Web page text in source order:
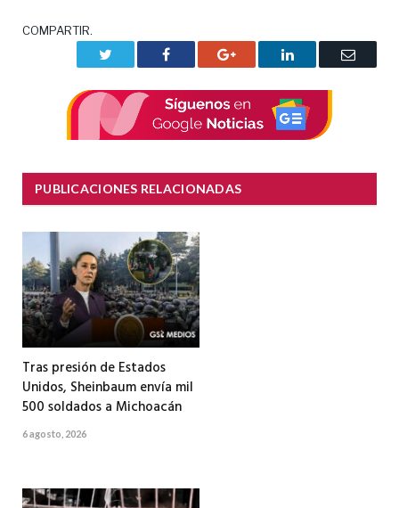
COMPARTIR.
Facebook Google+ LinkedIn
Correo
PUBLICACIONES RELACIONADAS
Tras presión de Estados
Unidos, Sheinbaum envía mil
500 soldados a Michoacán
6 agosto, 2026